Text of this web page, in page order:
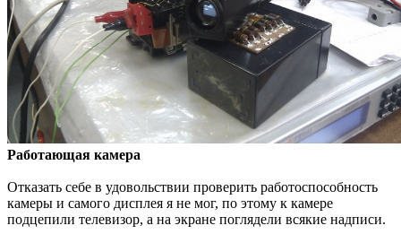
Работающая камера
Отказать себе в удовольствии проверить работоспособность
камеры и самого дисплея я не мог, по этому к камере
подцепили телевизор, а на экране поглядели всякие надписи.